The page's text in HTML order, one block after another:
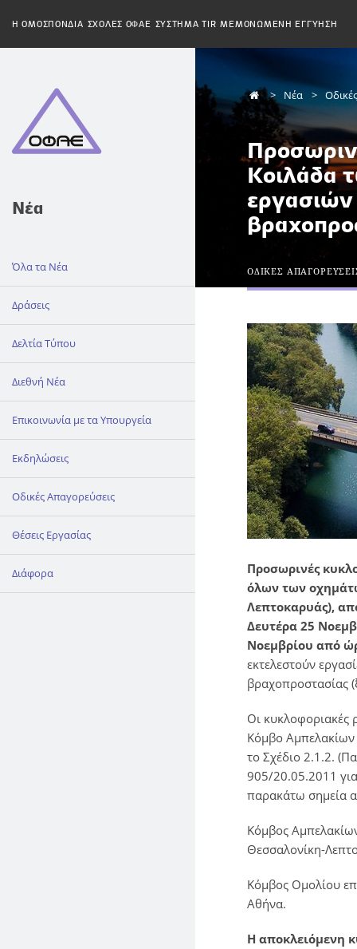
H ΟΜΟΣΠΟΝΔΙΑ ΣΧΟΛΕΣ ΟΦΑΕ ΣΥΣΤΗΜΑ TIR ΜΕΜΟΝΩΜΕΝΗ ΕΓΓΥΗΣΗ
Νέα
Όλα τα Νέα
Δράσεις
Δελτία Τύπου
Διεθνή Νέα
Επικοινωνία με τα Υπουργεία
Εκδηλώσεις
Οδικές Απαγορεύσεις
Θέσεις Εργασίας
Διάφορα
Νέα
Κοιλάδα
ΟΔΙΚΕΣ
Προσωρινές
όλων των
Λεπτοκαρυάς),
Δευτέρα 25
Νοεμβρίου από
εκτελεστούν
βραχοπροστασίας
Οι κυκλοφοριακές
Κόμβο
το Σχέδιο 2.1.2.
905/20.05.2011
παρακάτω σημεία
Κόμβος
Θεσσαλονίκη-
Κόμβος Ομολίου
Αθήνα.
Η αποκλειόμενη